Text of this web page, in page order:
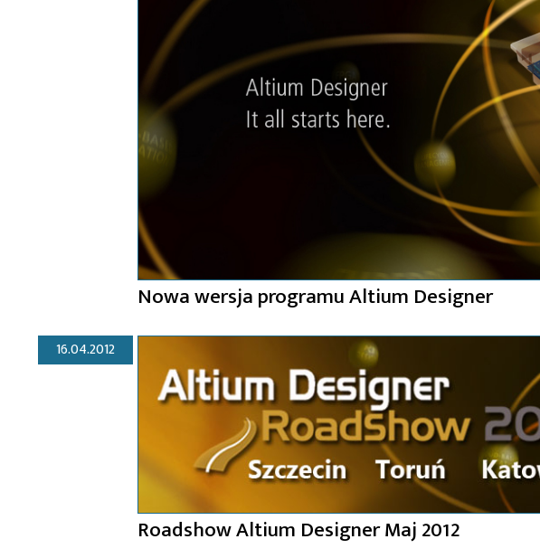
Nowa wersja programu Altium Designer
16.04.2012
Roadshow Altium Designer Maj 2012